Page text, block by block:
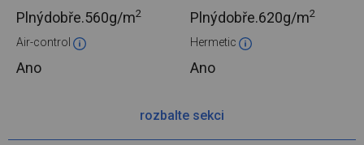
Plnýdobře.560g/m2 Plnýdobře.620g/m2
Air-control
Ano
Hermetic
Ano
rozbalte sekci